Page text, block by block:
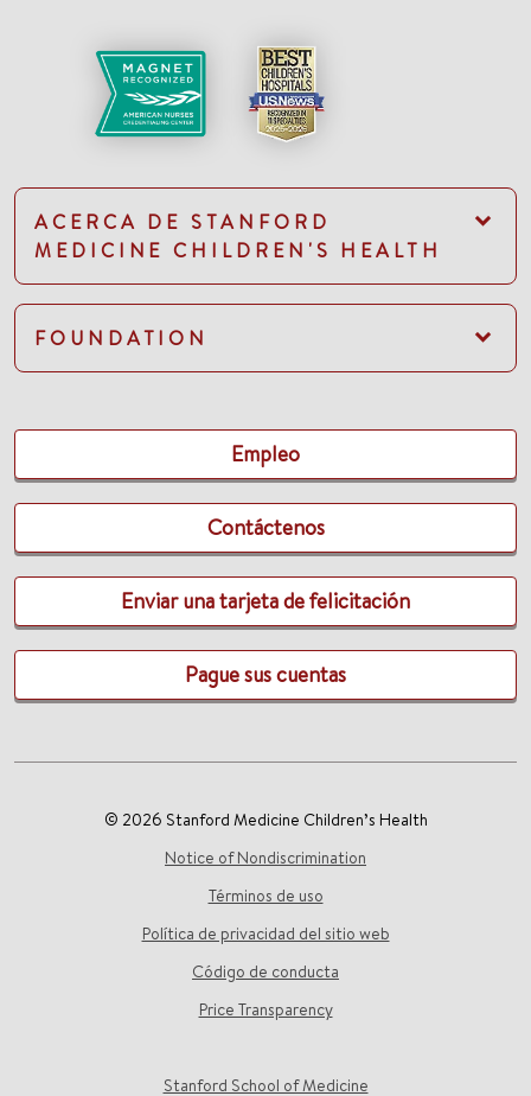
ACERCA DE STANFORD
MEDICINE CHILDREN'S HEALTH
FOUNDATION
Empleo
Contáctenos
Enviar una tarjeta de felicitación
Pague sus cuentas
© 2026 Stanford Medicine Children’s Health
Notice of Nondiscrimination
Términos de uso
Política de privacidad del sitio web
Código de conducta
Price Transparency
Stanford School of Medicine